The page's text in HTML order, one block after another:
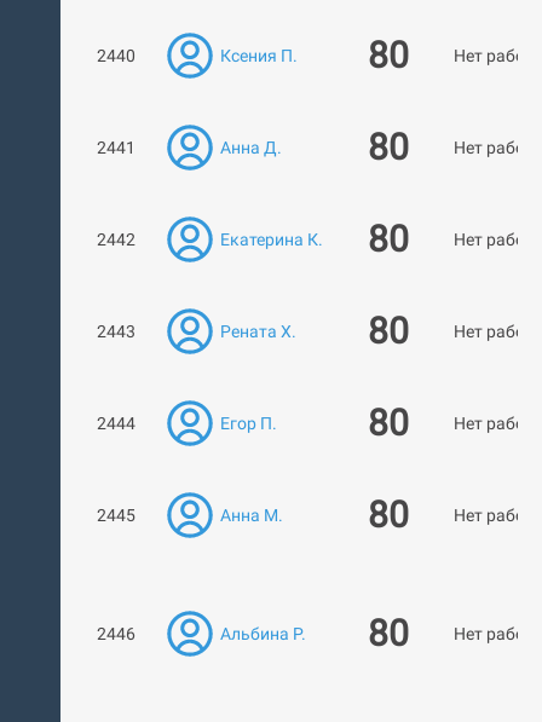
2440 Ксения П. 80 Нет работ
2441 Анна Д. 80 Нет работ
2442 Екатерина К. 80 Нет работ
2443 Рената Х. 80 Нет работ
2444 Егор П. 80 Нет работ
2445 Анна М. 80 Нет работ
2446 Альбина Р. 80 Нет работ